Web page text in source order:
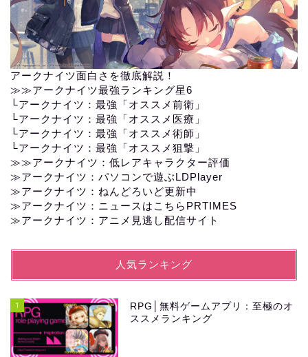
アークナイツ面白さを徹底解説！
≫≫アークナイツ最強ランキング星6
└アークナイツ：最強「オススメ前衛」
└アークナイツ：最強「オススメ医療」
└アークナイツ：最強「オススメ術師」
└アークナイツ：最強「オススメ狙撃」
≫≫アークナイツ：低レアキャラクター評価
≫アークナイツ：パソコンで遊ぶLDPlayer
≫アークナイツ：ねんどろいど更新中
≫アークナイツ：ニュースはこちらPRTIMES
≫アークナイツ：アニメ見逃し配信サイト
人気ランキング
1
RPG│無料ゲームアプリ：至極のオ
ススメランキング